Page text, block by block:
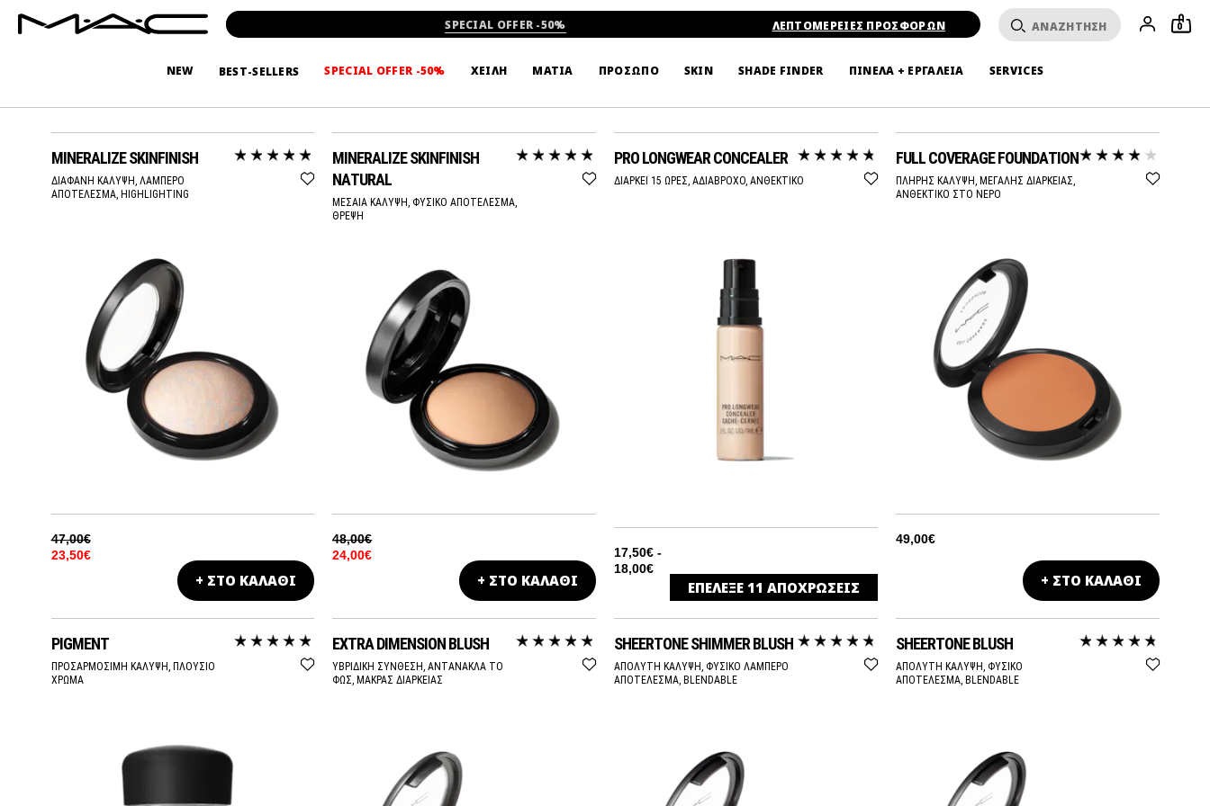
SPECIAL OFFER -50% ΛΕΠΤΟΜΕΡΕΙΕΣ ΠΡΟΣΦΟΡΩΝ 0
NEW BEST-SELLERS SPECIAL OFFER -50% ΧΕΙΛΗ ΜΑΤΙΑ ΠΡΟΣΩΠΟ SKIN SHADE FINDER ΠΙΝΕΛΑ + ΕΡΓΑΛΕΙΑ SERVICES
ΠΡΟΣΩΠΟ
MINERALIZE SKINFINISH
ΔΙΑΦΑΝΗ ΚΑΛΥΨΗ, ΛΑΜΠΕΡΟ
ΑΠΟΤΕΛΕΣΜΑ, HIGHLIGHTING
47,00€
23,50€
+ ΣΤΟ ΚΑΛΑΘΙ
MINERALIZE SKINFINISH
NATURAL
ΜΕΣΑΙΑ ΚΑΛΥΨΗ, ΦΥΣΙΚΟ ΑΠΟΤΕΛΕΣΜΑ,
ΘΡΕΨΗ
48,00€
24,00€
+ ΣΤΟ ΚΑΛΑΘΙ
PRO LONGWEAR CONCEALER
ΔΙΑΡΚΕΙ 15 ΩΡΕΣ, ΑΔΙΑΒΡΟΧΟ, ΑΝΘΕΚΤΙΚΟ
17,50€ -
18,00€
ΕΠΕΛΕΞΕ 11 ΑΠΟΧΡΩΣΕΙΣ
NC15
NC20
FULL COVERAGE FOUNDATION
ΠΛΗΡΗΣ ΚΑΛΥΨΗ, ΜΕΓΑΛΗΣ ΔΙΑΡΚΕΙΑΣ,
ΑΝΘΕΚΤΙΚΟ ΣΤΟ ΝΕΡΟ
49,00€
+ ΣΤΟ ΚΑΛΑΘΙ
PIGMENT
ΠΡΟΣΑΡΜΟΣΙΜΗ ΚΑΛΥΨΗ, ΠΛΟΥΣΙΟ
ΧΡΩΜΑ
EXTRA DIMENSION BLUSH
ΥΒΡΙΔΙΚΗ ΣΥΝΘΕΣΗ, ΑΝΤΑΝΑΚΛΑ ΤΟ
ΦΩΣ, ΜΑΚΡΑΣ ΔΙΑΡΚΕΙΑΣ
SHEERTONE SHIMMER BLUSH
ΑΠΟΛΥΤΗ ΚΑΛΥΨΗ, ΦΥΣΙΚΟ ΛΑΜΠΕΡΟ
ΑΠΟΤΕΛΕΣΜΑ, BLENDABLE
SHEERTONE BLUSH
ΑΠΟΛΥΤΗ ΚΑΛΥΨΗ, ΦΥΣΙΚΟ
ΑΠΟΤΕΛΕΣΜΑ, BLENDABLE